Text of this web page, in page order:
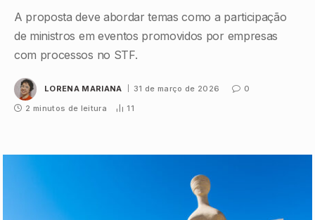
A proposta deve abordar temas como a participação
de ministros em eventos promovidos por empresas
com processos no STF.
LORENA MARIANA 31 de março de 2026
0
2 minutos de leitura
11